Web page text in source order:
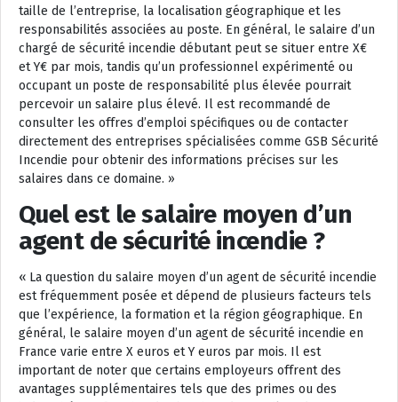
taille de l’entreprise, la localisation géographique et les
responsabilités associées au poste. En général, le salaire d’un
chargé de sécurité incendie débutant peut se situer entre X€
et Y€ par mois, tandis qu’un professionnel expérimenté ou
occupant un poste de responsabilité plus élevée pourrait
percevoir un salaire plus élevé. Il est recommandé de
consulter les offres d’emploi spécifiques ou de contacter
directement des entreprises spécialisées comme GSB Sécurité
Incendie pour obtenir des informations précises sur les
salaires dans ce domaine. »
Quel est le salaire moyen d’un
agent de sécurité incendie ?
« La question du salaire moyen d’un agent de sécurité incendie
est fréquemment posée et dépend de plusieurs facteurs tels
que l’expérience, la formation et la région géographique. En
général, le salaire moyen d’un agent de sécurité incendie en
France varie entre X euros et Y euros par mois. Il est
important de noter que certains employeurs offrent des
avantages supplémentaires tels que des primes ou des